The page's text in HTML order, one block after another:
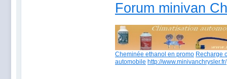
Forum minivan
Cheminée ethanol en promo Recharge
automobile http://www.minivanchrysler.fr/